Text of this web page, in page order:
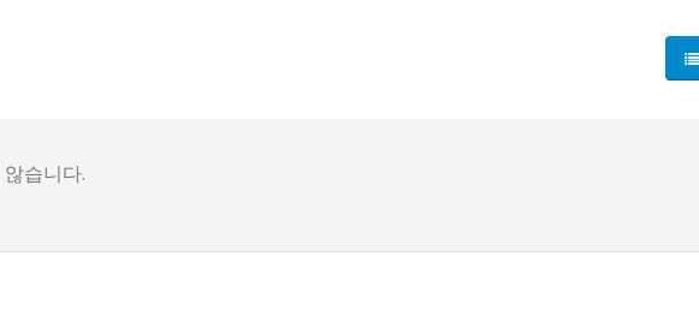
인은 어릴 때 아버지의 외도로 이혼 가정에서 자라났고, 지금은 아버지가 경제
습니다.